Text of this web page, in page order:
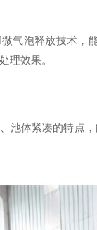
气泡释放技术，
理效果。
池体紧凑的特点